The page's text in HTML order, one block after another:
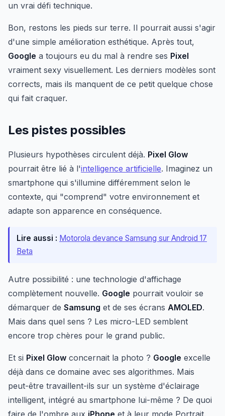
un vrai défi technique.
Bon, restons les pieds sur terre. Il pourrait aussi s'agir
d'une simple amélioration esthétique. Après tout,
Google a toujours eu du mal à rendre ses Pixel
vraiment sexy visuellement. Les derniers modèles sont
corrects, mais ils manquent de ce petit quelque chose
qui fait craquer.
Les pistes possibles
Plusieurs hypothèses circulent déjà. Pixel Glow
pourrait être lié à l'intelligence artificielle. Imaginez un
smartphone qui s'illumine différemment selon le
contexte, qui "comprend" votre environnement et
adapte son apparence en conséquence.
Lire aussi : Motorola devance Samsung sur Android 17
Beta
Autre possibilité : une technologie d'affichage
complètement nouvelle. Google pourrait vouloir se
démarquer de Samsung et de ses écrans AMOLED.
Mais dans quel sens ? Les micro-LED semblent
encore trop chères pour le grand public.
Et si Pixel Glow concernait la photo ? Google excelle
déjà dans ce domaine avec ses algorithmes. Mais
peut-être travaillent-ils sur un système d'éclairage
intelligent, intégré au smartphone lui-même ? De quoi